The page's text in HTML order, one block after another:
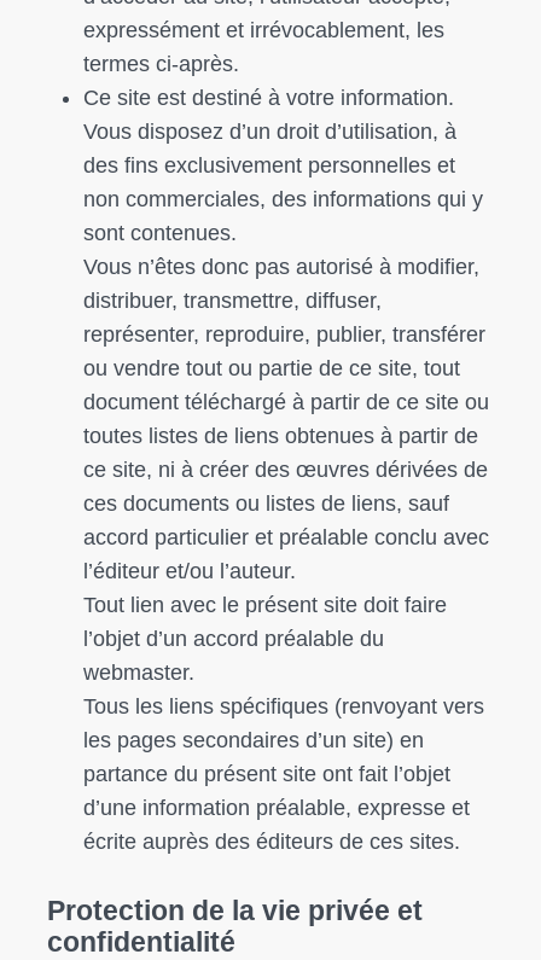
expressément et irrévocablement, les
termes ci-après.
Ce site est destiné à votre information.
Vous disposez d’un droit d’utilisation, à
des fins exclusivement personnelles et
non commerciales, des informations qui y
sont contenues.
Vous n’êtes donc pas autorisé à modifier,
distribuer, transmettre, diffuser,
représenter, reproduire, publier, transférer
ou vendre tout ou partie de ce site, tout
document téléchargé à partir de ce site ou
toutes listes de liens obtenues à partir de
ce site, ni à créer des œuvres dérivées de
ces documents ou listes de liens, sauf
accord particulier et préalable conclu avec
l’éditeur et/ou l’auteur.
Tout lien avec le présent site doit faire
l’objet d’un accord préalable du
webmaster.
Tous les liens spécifiques (renvoyant vers
les pages secondaires d’un site) en
partance du présent site ont fait l’objet
d’une information préalable, expresse et
écrite auprès des éditeurs de ces sites.
Protection de la vie privée et
confidentialité